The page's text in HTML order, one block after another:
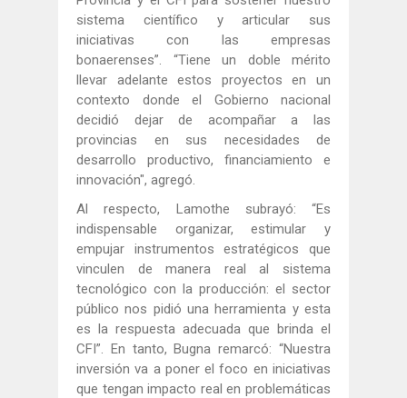
sistema científico y articular sus
iniciativas con las empresas
bonaerenses”. “Tiene un doble mérito
llevar adelante estos proyectos en un
contexto donde el Gobierno nacional
decidió dejar de acompañar a las
provincias en sus necesidades de
desarrollo productivo, financiamiento e
innovación", agregó.
Al respecto, Lamothe subrayó: “Es
indispensable organizar, estimular y
empujar instrumentos estratégicos que
vinculen de manera real al sistema
tecnológico con la producción: el sector
público nos pidió una herramienta y esta
es la respuesta adecuada que brinda el
CFI”. En tanto, Bugna remarcó: “Nuestra
inversión va a poner el foco en iniciativas
que tengan impacto real en problemáticas